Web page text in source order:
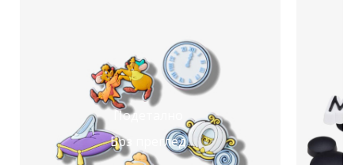
Подетално
Брз преглед